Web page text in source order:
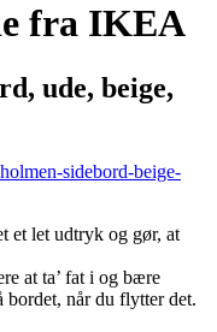
fra IKEA
ude, beige,
sidebord-beige-
et let udtryk og gør, at
at ta’ fat i og bære
bordet, når du flytter det.